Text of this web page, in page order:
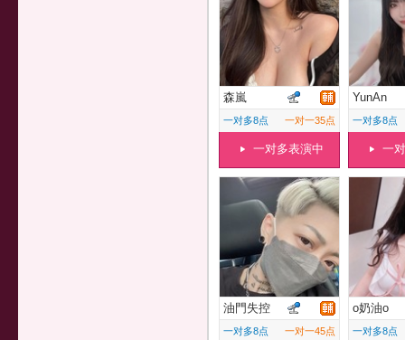
森嵐
一对多8点 一对一35点
一对多表演中
YunAn
一对多8点
一
油門失控
一对多8点 一对一45点
o奶油o
一对多8点